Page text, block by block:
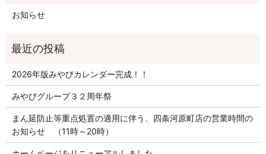
お知らせ
2026年版みやびカレンダー完成！！
みやびグループ３２周年祭
まん延防止等重点処置の適用に伴う、四条河原町店の営業時間の
お知らせ （11時～20時）